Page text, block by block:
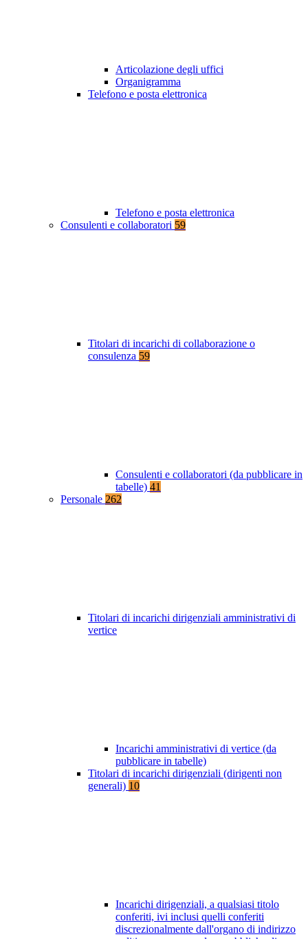
Articolazione degli uffici
Organigramma
Telefono e posta elettronica
Telefono e posta elettronica
Consulenti e collaboratori 59
Titolari di incarichi di collaborazione o
consulenza 59
Consulenti e collaboratori (da pubblicare in
tabelle) 41
Personale 262
Titolari di incarichi dirigenziali amministrativi di
vertice
Incarichi amministrativi di vertice (da
pubblicare in tabelle)
Titolari di incarichi dirigenziali (dirigenti non
generali) 10
Incarichi dirigenziali, a qualsiasi titolo
conferiti, ivi inclusi quelli conferiti
discrezionalmente dall'organo di indirizzo